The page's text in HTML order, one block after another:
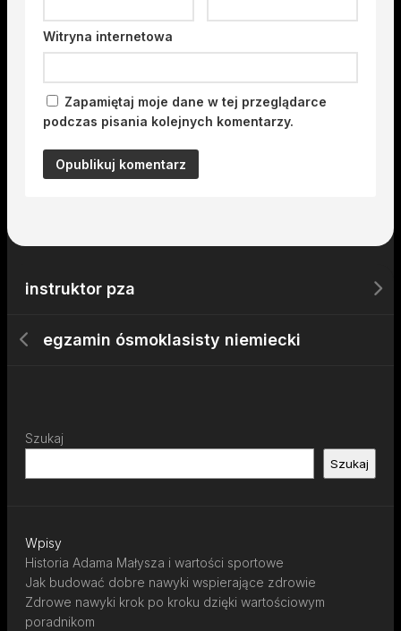
Witryna internetowa
Zapamiętaj moje dane w tej przeglądarce
podczas pisania kolejnych komentarzy.
instruktor pza
egzamin ósmoklasisty niemiecki
Szukaj
Szukaj
Wpisy
Historia Adama Małysza i wartości sportowe
Jak budować dobre nawyki wspierające zdrowie
Zdrowe nawyki krok po kroku dzięki wartościowym
poradnikom